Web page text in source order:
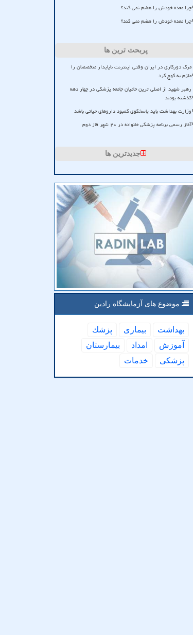
چرا معده خودش را هضم نمی کند؟
چرا معده خودش را هضم نمی کند؟
پربحث ترین ها
مرگ دورکاری در ایران وقتی اینترنت ناپایدار متخصصان را
ملزم به کوچ کرد
رهبر شهید از اصلی ترین حامیان جامعه پزشکی در چهار دهه
گذشته بودند
وزارت بهداشت باید پاسخگوی کمبود داروهای حیاتی باشد
آغاز رسمی برنامه پزشکی خانواده در ۲۰ شهر فاز دوم
جدیدترین ها
موضوع های آزمایشگاه رادین
بهداشت بیماری
پزشك
آموزش
امداد
بیمارستان
پزشكی
خدمات